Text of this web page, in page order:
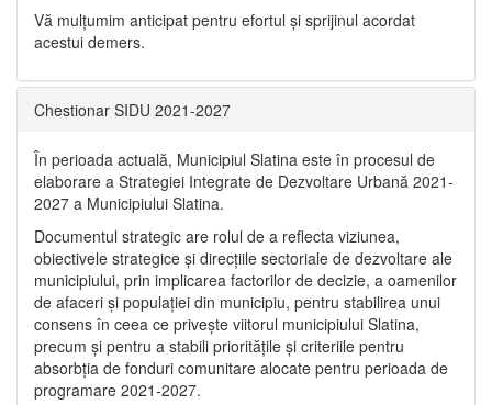
Vă mulţumim anticipat pentru efortul şi sprijinul acordat
acestui demers.
Chestionar SIDU 2021-2027
În perioada actuală, Municipiul Slatina este în procesul de
elaborare a Strategiei Integrate de Dezvoltare Urbană 2021‐
2027 a Municipiului Slatina.
Documentul strategic are rolul de a reflecta viziunea,
obiectivele strategice și direcțiile sectoriale de dezvoltare ale
municipiului, prin implicarea factorilor de decizie, a oamenilor
de afaceri și populației din municipiu, pentru stabilirea unui
consens în ceea ce privește viitorul municipiului Slatina,
precum și pentru a stabili prioritățile și criteriile pentru
absorbția de fonduri comunitare alocate pentru perioada de
programare 2021-2027.